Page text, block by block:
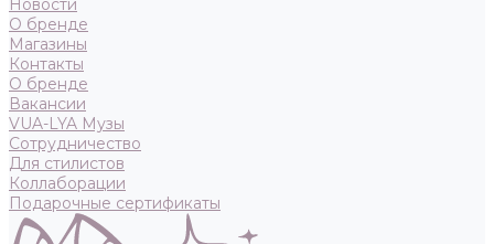
Новости
О бренде
Магазины
Контакты
О бренде
Вакансии
VUA-LYA Музы
Сотрудничество
Для стилистов
Коллаборации
Подарочные сертификаты